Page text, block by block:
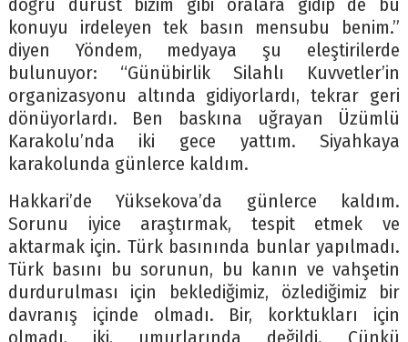
doğru dürüst bizim gibi oralara gidip de bu
konuyu irdeleyen tek basın mensubu benim.”
diyen Yöndem, medyaya şu eleştirilerde
bulunuyor: “Günübirlik Silahlı Kuvvetler’in
organizasyonu altında gidiyorlardı, tekrar geri
dönüyorlardı. Ben baskına uğrayan Üzümlü
Karakolu’nda iki gece yattım. Siyahkaya
karakolunda günlerce kaldım.
Hakkari’de Yüksekova’da günlerce kaldım.
Sorunu iyice araştırmak, tespit etmek ve
aktarmak için. Türk basınında bunlar yapılmadı.
Türk basını bu sorunun, bu kanın ve vahşetin
durdurulması için beklediğimiz, özlediğimiz bir
davranış içinde olmadı. Bir, korktukları için